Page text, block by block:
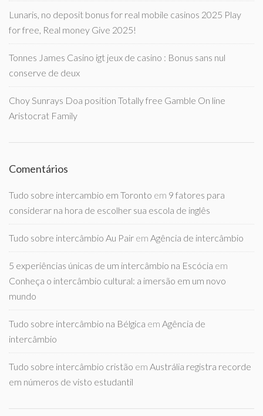
Lunaris, no deposit bonus for real mobile casinos 2025 Play
for free, Real money Give 2025!
Tonnes James Casino igt jeux de casino : Bonus sans nul
conserve de deux
Choy Sunrays Doa position Totally free Gamble On line
Aristocrat Family
Comentários
Tudo sobre intercambio em Toronto em 9 fatores para
considerar na hora de escolher sua escola de inglês
Tudo sobre intercâmbio Au Pair em Agência de intercâmbio
5 experiências únicas de um intercâmbio na Escócia em
Conheça o intercâmbio cultural: a imersão em um novo
mundo
Tudo sobre intercâmbio na Bélgica em Agência de
intercâmbio
Tudo sobre intercâmbio cristão em Austrália registra recorde
em números de visto estudantil